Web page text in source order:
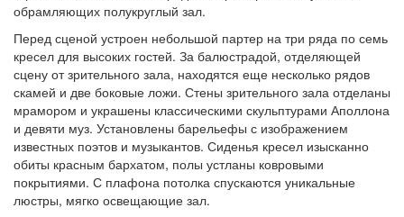
обрамляющих полукруглый зал.
Перед сценой устроен небольшой партер на три ряда по семь
кресел для высоких гостей. За балюстрадой, отделяющей
сцену от зрительного зала, находятся еще несколько рядов
скамей и две боковые ложи. Стены зрительного зала отделаны
мрамором и украшены классическими скульптурами Аполлона
и девяти муз. Установлены барельефы с изображением
известных поэтов и музыкантов. Сиденья кресел изысканно
обиты красным бархатом, полы устланы ковровыми
покрытиями. С плафона потолка спускаются уникальные
люстры, мягко освещающие зал.